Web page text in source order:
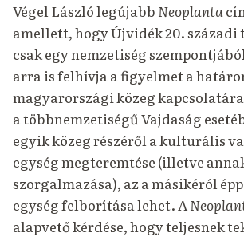
Végel László legújabb Neoplanta
amellett, hogy Újvidék 20. századi
csak egy nemzetiség
arra is felhívja a figyelmet a
magyarországi közeg
a többnemzetiségű Vajdaság
egyik közeg részéről a kulturális
egység megteremtése (illetve
szorgalmazása), az a másikéról
egység felborítása lehet. A
alapvető kérdése, hogy teljesnek